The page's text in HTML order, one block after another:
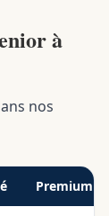
à
nos
Premium